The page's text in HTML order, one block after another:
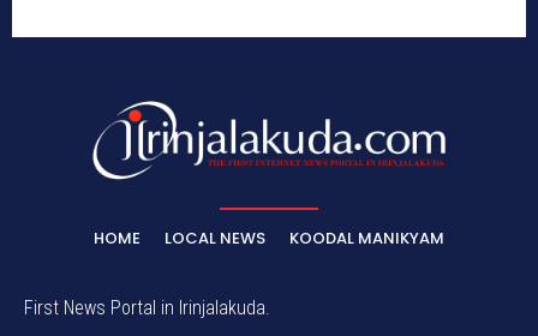
HOME LOCAL NEWS KOODAL MANIKYAM
First News Portal in Irinjalakuda.